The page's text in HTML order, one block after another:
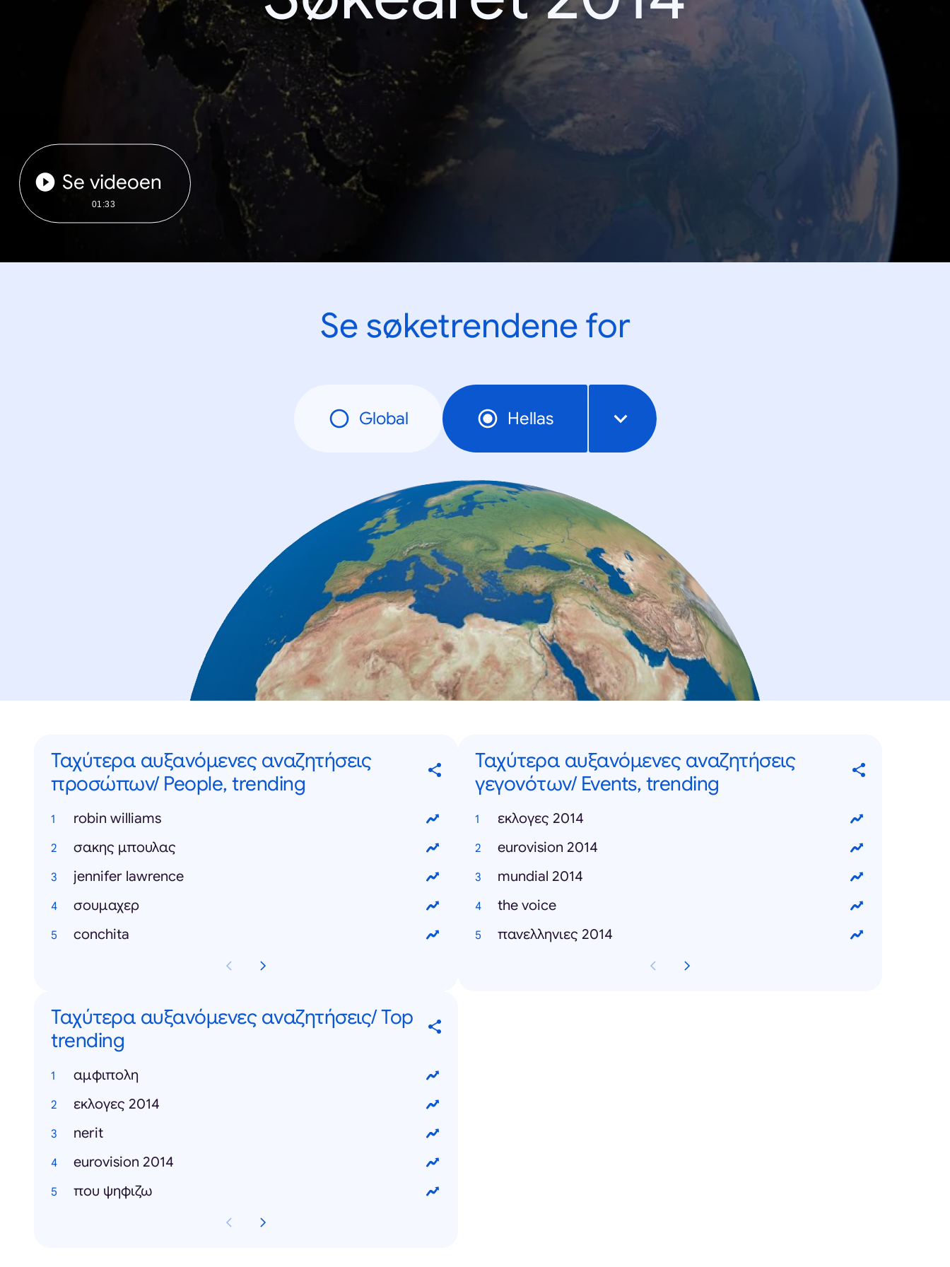
Se videoen
01:33
Se søketrendene for
Global Hellas
Ταχύτερα αυξανόμενες αναζητήσεις
προσώπων/ People, trending
robin williams
σακης μπουλας
jennifer lawrence
σουμαχερ
conchita
Ταχύτερα αυξανόμενες αναζητήσεις
γεγονότων/ Events, trending
εκλογες 2014
eurovision 2014
mundial 2014
the voice
πανελληνιες 2014
Ταχύτερα αυξανόμενες αναζητήσεις/ Top
trending
αμφιπολη
εκλογες 2014
nerit
eurovision 2014
που ψηφιζω